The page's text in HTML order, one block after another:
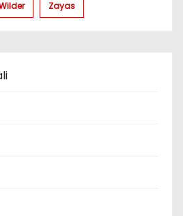
Zayas